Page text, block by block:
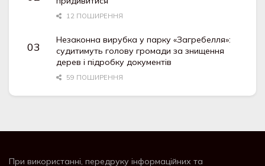
12 ПОШИРЕННЯ
Незаконна вирубка у парку «Загребелля»:
судитимуть голову громади за знищення
дерев і підробку документів
59 ПОШИРЕННЯ
При використанні, передруку інформаційних та